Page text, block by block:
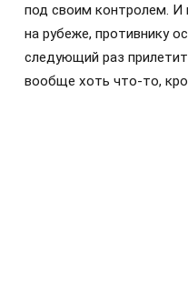
под своим контролем. И
на рубеже, противнику
следующий раз
вообще хоть что-то,